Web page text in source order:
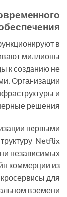
в
миллионы
к созданию не
Организации
и
решения.
первыми
Netflix
независимых
коммерции из
для
времени.